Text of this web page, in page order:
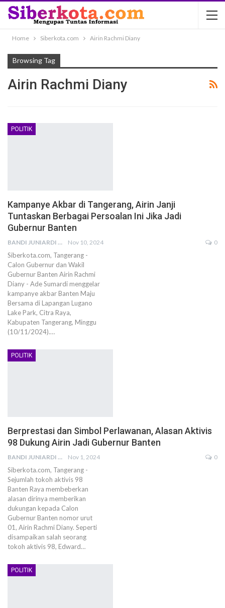
Home Siberkota.com Airin Rachmi Diany
Browsing Tag
Airin Rachmi Diany
POLITIK
Kampanye Akbar di Tangerang, Airin Janji
Tuntaskan Berbagai Persoalan Ini Jika Jadi
Gubernur Banten
BANDI JUNIARDI Nov 10, 2024 0
Siberkota.com, Tangerang -
Calon Gubernur dan Wakil
Gubernur Banten Airin Rachmi
Diany - Ade Sumardi menggelar
kampanye akbar Banten Maju
Bersama di Lapangan Lugano
Lake Park, Citra Raya,
Kabupaten Tangerang, Minggu
(10/11/2024).…
POLITIK
Berprestasi dan Simbol Perlawanan, Alasan Aktivis
98 Dukung Airin Jadi Gubernur Banten
BANDI JUNIARDI Nov 1, 2024 0
Siberkota.com, Tangerang -
Sejumlah tokoh aktivis 98
Banten Raya membeberkan
alasan dirinya memberikan
dukungan kepada Calon
Gubernur Banten nomor urut
01, Airin Rachmi Diany. Seperti
disampaikan salah seorang
tokoh aktivis 98, Edward…
POLITIK